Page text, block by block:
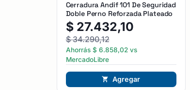
Cerradura Andif 101 De Seguridad
Doble Perno Reforzada Plateado
$ 27.432,10
$34.290,12
Ahorrás $ 6.858,02vs
MercadoLibre
Agregar